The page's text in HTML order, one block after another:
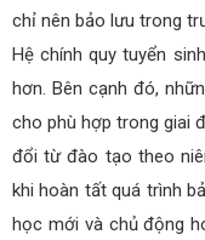
chỉ nên bảo lưu trong
Hệ chính quy tuyển
hơn. Bên cạnh đó,
cho phù hợp trong giai
đổi từ đào tạo theo
khi hoàn tất quá trình
học mới và chủ động